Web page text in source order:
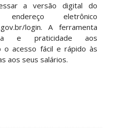
a versão digital do
eletrônico
login. A ferramenta
e praticidade aos
o acesso fácil e rápido às
aos seus salários.